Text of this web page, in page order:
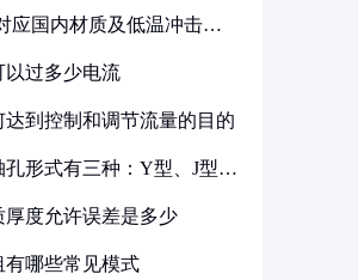
应国内材质及低温冲击要
以过多少电流
达到控制和调节流量的目的
孔形式有三种：Y型、J型、
厚度允许误差是多少
有哪些常见模式